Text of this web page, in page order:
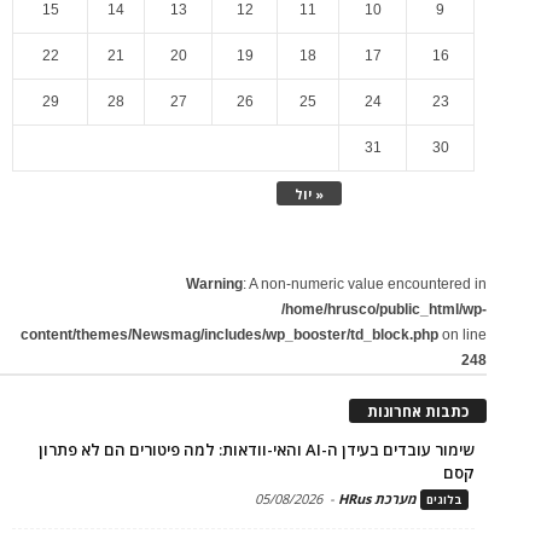
« יול
9
10
11
12
13
14
15
16
17
18
19
20
21
22
23
24
25
26
27
28
29
30
31
Warning: A non-numeric value encountered in
/home/hrusco/public_html/wp-
content/themes/Newsmag/includes/wp_booster/td_block.php on line
248
כתבות אחרונות
שימור עובדים בעידן ה-AI והאי-וודאות: למה פיטורים הם לא פתרון
קסם
בלוגים מערכת HRus -
05/08/2026